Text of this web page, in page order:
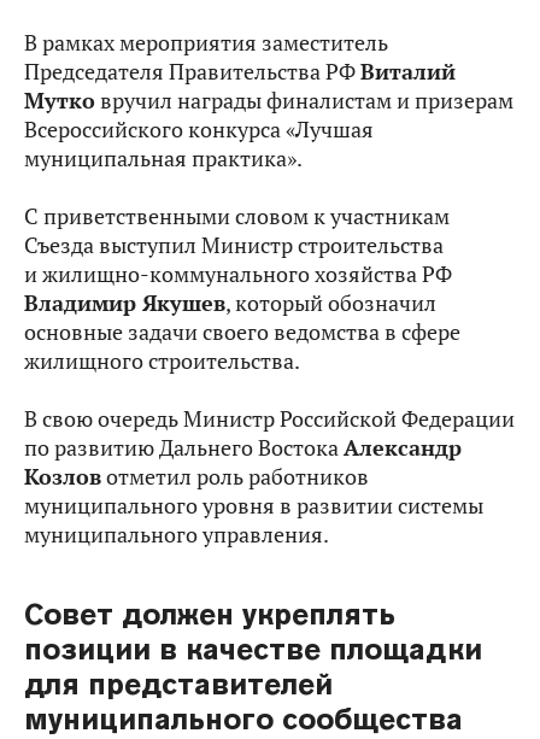
В рамках мероприятия заместитель
Председателя Правительства РФВиталий
Мутковручил награды финалистам и призерам
Всероссийского конкурса «Лучшая
муниципальная практика».
С приветственными словом к участникам
Съезда выступил Министр строительства
и жилищно-коммунального хозяйства РФ
Владимир Якушев, который обозначил
основные задачи своего ведомства в сфере
жилищного строительства.
В свою очередь Министр Российской Федерации
по развитию Дальнего ВостокаАлександр
Козловотметил роль работников
муниципального уровня в развитии системы
муниципального управления.
Совет должен укреплять
позиции в качестве площадки
для представителей
муниципального сообщества